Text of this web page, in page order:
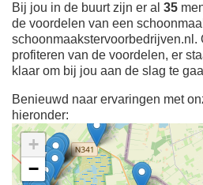
Bij jou in de buurt zijn er al 35
de voordelen van een
schoonmaakstervoorbedrijven.nl.
profiteren van de voordelen, er
klaar om bij jou aan de slag te
Benieuwd naar ervaringen met
hieronder:
Ontdek meer
+
−